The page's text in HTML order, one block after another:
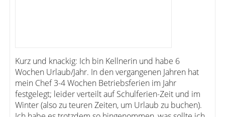
Kurz und knackig: Ich bin Kellnerin und habe 6
Wochen Urlaub/Jahr. In den vergangenen Jahren hat
mein Chef 3-4 Wochen Betriebsferien im Jahr
festgelegt; leider verteilt auf Schulferien-Zeit und im
Winter (also zu teuren Zeiten, um Urlaub zu buchen).